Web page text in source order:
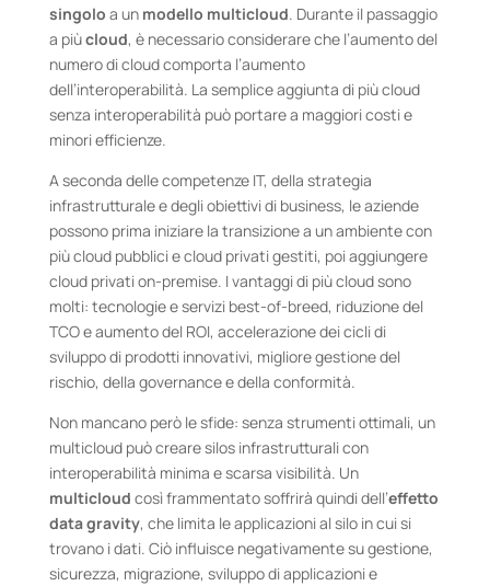
singolo a un modello multicloud. Durante il passaggio
a piùcloud, è necessario considerare che l’aumento del
numero di cloud comporta l’aumento
dell’interoperabilità. La semplice aggiunta di più cloud
senza interoperabilità può portare a maggiori costi e
minori efficienze.
A seconda delle competenze IT, della strategia
infrastrutturale e degli obiettivi di business, le aziende
possono prima iniziare la transizione a un ambiente con
più cloud pubblici e cloud privati gestiti, poi aggiungere
cloud privati on-premise. I vantaggi di più cloud sono
molti: tecnologie e servizi best-of-breed, riduzione del
TCO e aumento del ROI, accelerazione dei cicli di
sviluppo di prodotti innovativi, migliore gestione del
rischio, della governance e della conformità.
Non mancano però le sfide: senza strumenti ottimali, un
multicloud può creare silos infrastrutturali con
interoperabilità minima e scarsa visibilità. Un
multicloud così frammentato soffrirà quindi dell’effetto
data gravity, che limita le applicazioni al silo in cui si
trovano i dati. Ciò influisce negativamente su gestione,
sicurezza, migrazione, sviluppo di applicazioni e